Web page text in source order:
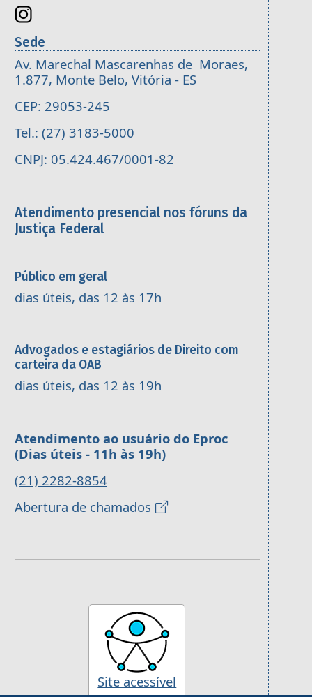
Sede
Av. Marechal Mascarenhas de Moraes,
1.877, Monte Belo, Vitória - ES
CEP: 29053-245
Tel.: (27) 3183-5000
CNPJ: 05.424.467/0001-82
Atendimento presencial nos fóruns da
Justiça Federal
Público em geral
dias úteis, das 12 às 17h
Advogados e estagiários de Direito com
carteira da OAB
dias úteis, das 12 às 19h
Atendimento ao usuário do Eproc
(Dias úteis - 11h às 19h)
(21) 2282-8854
Abertura de chamados
Site acessível